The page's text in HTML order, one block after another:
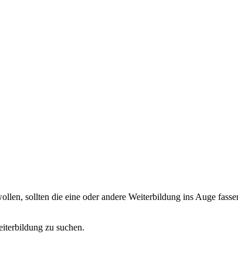
sollten die eine oder andere Weiterbildung ins Auge
zu suchen.